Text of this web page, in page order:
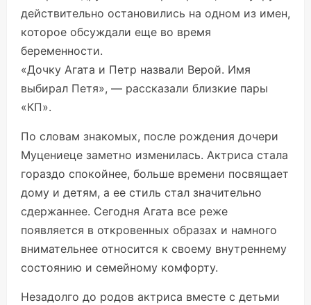
действительно остановились на одном из имен,
которое обсуждали еще во время
беременности.
«Дочку Агата и Петр назвали Верой. Имя
выбирал Петя», — рассказали близкие пары
«КП».
По словам знакомых, после рождения дочери
Муцениеце заметно изменилась. Актриса стала
гораздо спокойнее, больше времени посвящает
дому и детям, а ее стиль стал значительно
сдержаннее. Сегодня Агата все реже
появляется в откровенных образах и намного
внимательнее относится к своему внутреннему
состоянию и семейному комфорту.
Незадолго до родов актриса вместе с детьми